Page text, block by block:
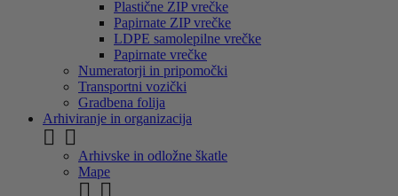
Plastične ZIP vrečke
Papirnate ZIP vrečke
LDPE samolepilne vrečke
Papirnate vrečke
Numeratorji in pripomočki
Transportni vozički
Gradbena folija
Arhiviranje in organizacija
 
Arhivske in odložne škatle
Mape
 